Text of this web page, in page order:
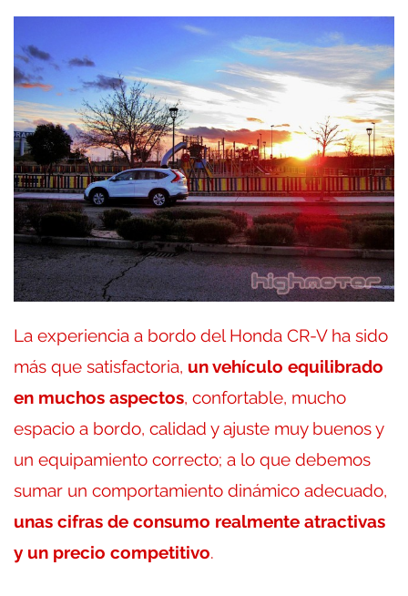
La experiencia a bordo del Honda CR-V ha sido
más que satisfactoria, un vehículo equilibrado
en muchos aspectos, confortable, mucho
espacio a bordo, calidad y ajuste muy buenos y
un equipamiento correcto; a lo que debemos
sumar un comportamiento dinámico adecuado,
unas cifras de consumo realmente atractivas
y un precio competitivo.